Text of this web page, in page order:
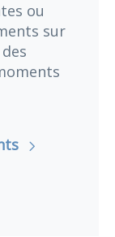
ou
sur